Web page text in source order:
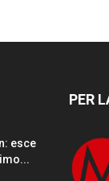
esce
PER